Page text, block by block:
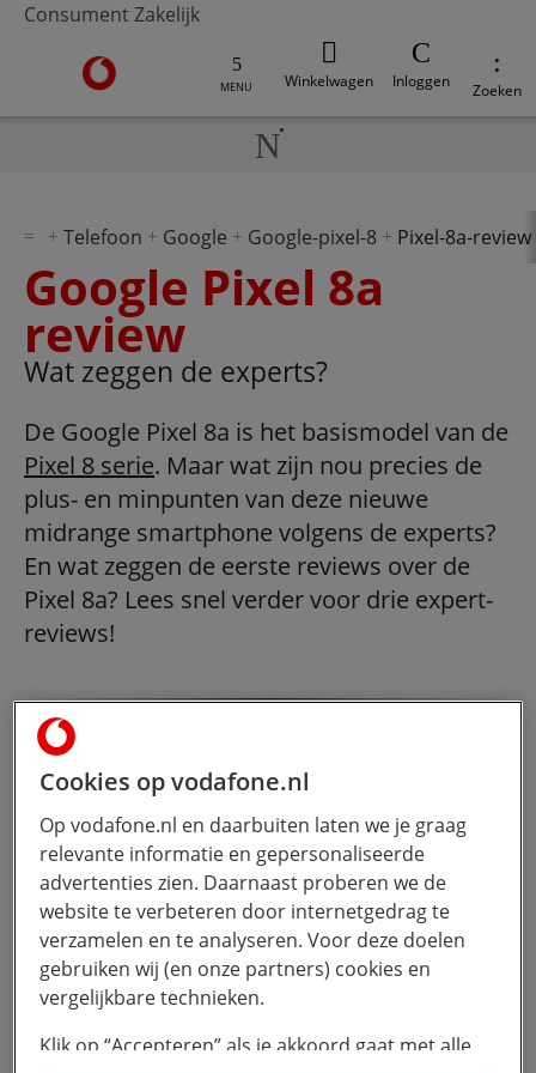
Consument Zakelijk
Ga naar de Vodafone homepage
MENU Winkelwagen Inloggen Zoeken
Telefoon Google Google-pixel-8 Pixel-8a-review
Google Pixel 8a
review
Wat zeggen de experts?
De Google Pixel 8a is het basismodel van de
Pixel 8 serie. Maar wat zijn nou precies de
plus- en minpunten van deze nieuwe
midrange smartphone volgens de experts?
En wat zeggen de eerste reviews over de
Pixel 8a? Lees snel verder voor drie expert-
reviews!
“De Google Pixel 8a is in feite een goedkopere
manier om toegang te krijgen tot een hele
reeks van Google’s nieuwste slimme en
generatieve AI-gebaseerde functies. Het wordt
echter geleverd met krachtigere hardware en
een nieuwe dosis slimme functies – en er zijn
nu zeven jaar aan software-updates, een
primeur voor de Pixel A-serie.”
Cookies op vodafone.nl
Op vodafone.nl en daarbuiten laten we je graag
relevante informatie en gepersonaliseerde
advertenties zien. Daarnaast proberen we de
website te verbeteren door internetgedrag te
verzamelen en te analyseren. Voor deze doelen
gebruiken wij (en onze partners) cookies en
vergelijkbare technieken.
Klik op “Accepteren” als je akkoord gaat met alle